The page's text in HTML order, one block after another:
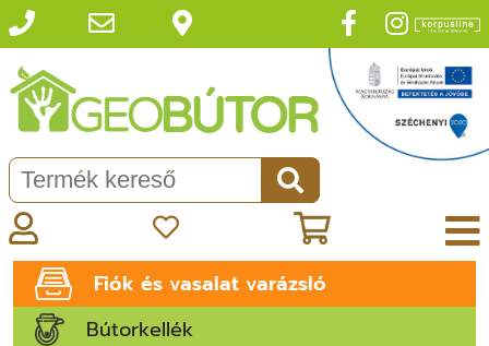
Fiók és vasalat varázsló
Bútorkellék